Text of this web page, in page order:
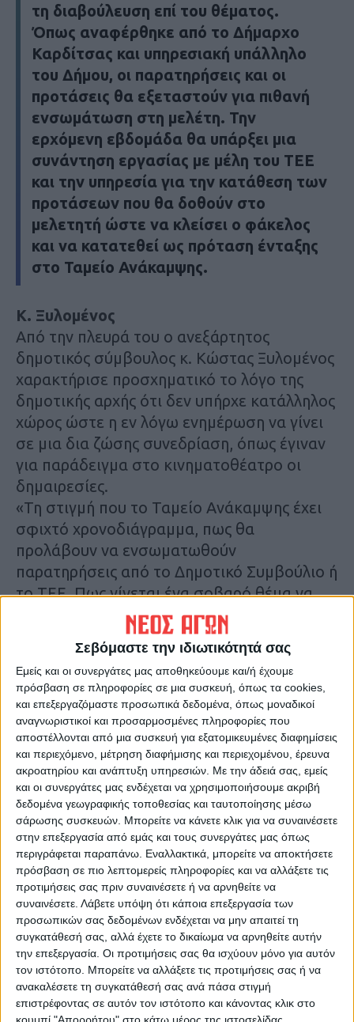
Σεβόμαστε την ιδιωτικότητά σας
Εμείς και οι συνεργάτες μας αποθηκεύουμε και/ή έχουμε
πρόσβαση σε πληροφορίες σε μια συσκευή, όπως τα cookies,
και επεξεργαζόμαστε προσωπικά δεδομένα, όπως μοναδικοί
αναγνωριστικοί και προσαρμοσμένες πληροφορίες που
αποστέλλονται από μια συσκευή για εξατομικευμένες διαφημίσεις
και περιεχόμενο, μέτρηση διαφήμισης και περιεχομένου, έρευνα
ακροατηρίου και ανάπτυξη υπηρεσιών. Με την άδειά σας, εμείς
και οι συνεργάτες μας ενδέχεται να χρησιμοποιήσουμε ακριβή
δεδομένα γεωγραφικής τοποθεσίας και ταυτοποίησης μέσω
σάρωσης συσκευών. Μπορείτε να κάνετε κλικ για να συναινέσετε
στην επεξεργασία από εμάς και τους συνεργάτες μας όπως
περιγράφεται παραπάνω. Εναλλακτικά, μπορείτε να αποκτήσετε
πρόσβαση σε πιο λεπτομερείς πληροφορίες και να αλλάξετε τις
προτιμήσεις σας πριν συναινέσετε ή να αρνηθείτε να
συναινέσετε. Λάβετε υπόψη ότι κάποια επεξεργασία των
προσωπικών σας δεδομένων ενδέχεται να μην απαιτεί τη
συγκατάθεσή σας, αλλά έχετε το δικαίωμα να αρνηθείτε αυτήν
την επεξεργασία. Οι προτιμήσεις σας θα ισχύουν μόνο για αυτόν
τον ιστότοπο. Μπορείτε να αλλάξετε τις προτιμήσεις σας ή να
ανακαλέσετε τη συγκατάθεσή σας ανά πάσα στιγμή
επιστρέφοντας σε αυτόν τον ιστότοπο και κάνοντας κλικ στο
τη διαβούλευση επί του θέματος.
Όπως αναφέρθηκε από το Δήμαρχο
Καρδίτσας και υπηρεσιακή υπάλληλο
του Δήμου, οι παρατηρήσεις και οι
προτάσεις θα εξεταστούν για πιθανή
ενσωμάτωση στη μελέτη. Την
ερχόμενη εβδομάδα θα υπάρξει μια
συνάντηση εργασίας με μέλη του ΤΕΕ
και την υπηρεσία για την κατάθεση των
προτάσεων που θα δοθούν στο
μελετητή ώστε να κλείσει ο φάκελος
και να κατατεθεί ως πρόταση ένταξης
στο Ταμείο Ανάκαμψης.
Κ. Ξυλομένος
Από την πλευρά του ο ανεξάρτητος
δημοτικός σύμβουλος κ. Κώστας Ξυλομένος
χαρακτήρισε προσχηματικό το λόγο της
δημοτικής αρχής ότι δεν υπήρχε κατάλληλος
χώρος ώστε η εν λόγω ενημέρωση να γίνει
σε μια δια ζώσης συνεδρίαση, όπως έγιναν
για παράδειγμα στο κινηματοθέατρο οι
δημαιρεσίες.
«Τη στιγμή που το Ταμείο Ανάκαμψης έχει
σφιχτό χρονοδιάγραμμα, πως θα
προλάβουν να ενσωματωθούν
παρατηρήσεις από το Δημοτικό Συμβούλιο ή
το ΤΕΕ. Πως γίνεται ένα σοβαρό θέμα να
αντιμετωπίζεται με αυτό τον τρόπο και να
συζητιέται μέσω τηλεδιάσκεψης;» ανέφερε
μεταξύ άλλων και πρόσθεσε ότι ο ίδιο
άμεσα απέστειλε τις παρατηρήσεις και
προτάσεις του επί του σχεδίου.
Απαντώντας ο Πρόεδρος του Δημοτικού
Συμβουλίου κ. Θωμάς Κόντος είπε ότι η
Δημοτική Αρχή ανέμενε το ΦΕΚ με τη
χαλάρωση των μέτρων, μήπως επέτρεπε τη
σύγκλιση συνεδρίασης δια ζώσης έστω με
rapid test κάτι που τελικά δεν συνέβη, ενώ
διευκρίνισε ότι στις δημαιρεσίες που έγιναν
στο δημοτικό κινηματοθέατρο υπήρχε
σχετική απόφαση μόνο για το συγκεκριμένο
θέμα.
Μετά την παρουσίαση, ο κ. Ξυλομένος
σημείωσε ότι έγινε λόγος για πλήρη
ωριμότητα μελέτης και των προτεινόμενων
παρεμβάσεων. «Ο Δήμαρχος από την άλλη